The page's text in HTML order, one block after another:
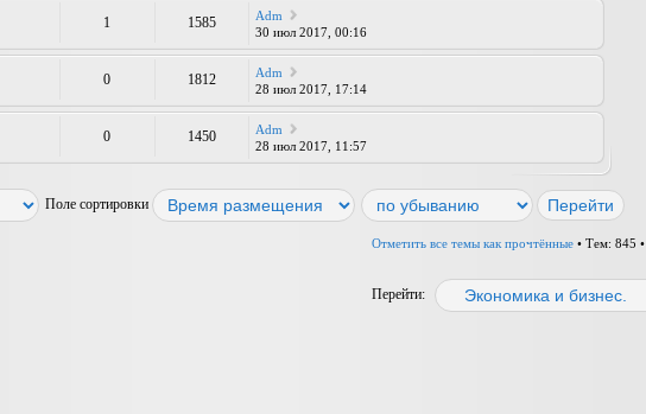
1 1585
Adm
30 июл 2017, 00:16
0 1812
Adm
28 июл 2017, 17:14
0 1450
Adm
28 июл 2017, 11:57
Поле сортировки
Отметить все темы как прочтённые • Тем: 845 •
Перейти: